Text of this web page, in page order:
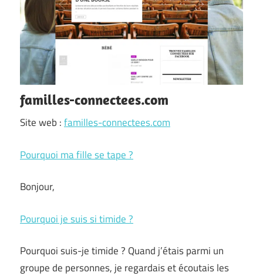
familles-connectees.com
Site web :familles-connectees.com
Pourquoi ma fille se tape ?
Bonjour,
Pourquoi je suis si timide ?
Pourquoi suis-je timide ? Quand j’étais parmi un
groupe de personnes, je regardais et écoutais les